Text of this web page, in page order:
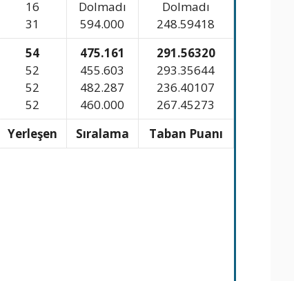
16
31
Dolmadı
594.000
Dolmadı
248.59418
54
52
52
52
475.161
455.603
482.287
460.000
291.56320
293.35644
236.40107
267.45273
Yerleşen Sıralama Taban Puanı